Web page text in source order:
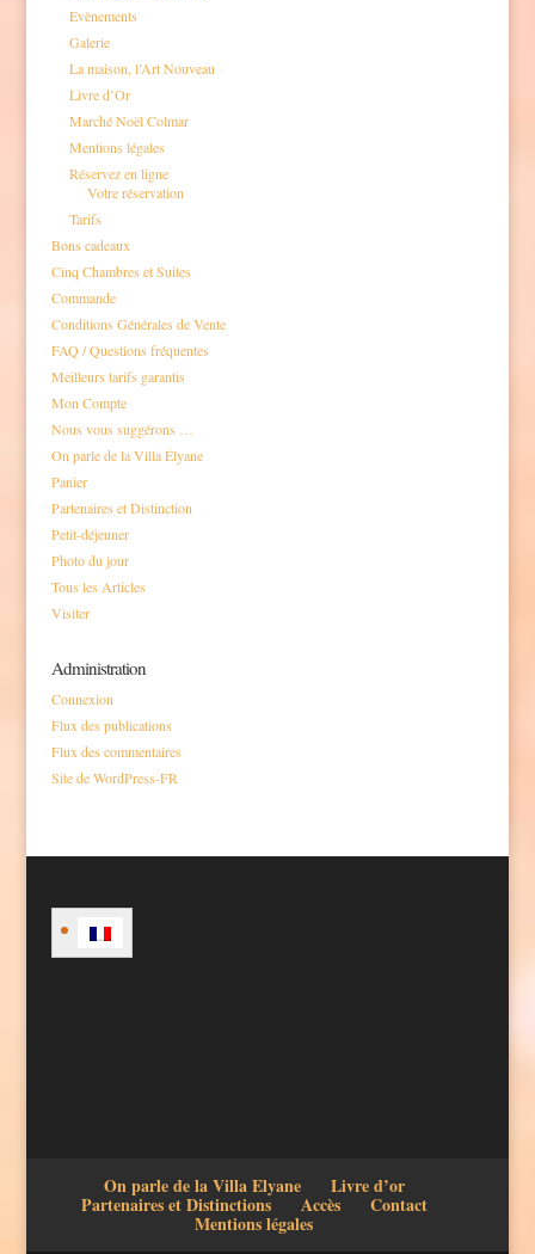
Evènements
Galerie
La maison, l’Art Nouveau
Livre d’Or
Marché Noël Colmar
Mentions légales
Réservez en ligne
Votre réservation
Tarifs
Bons cadeaux
Cinq Chambres et Suites
Commande
Conditions Générales de Vente
FAQ / Questions fréquentes
Meilleurs tarifs garantis
Mon Compte
Nous vous suggérons …
On parle de la Villa Élyane
Panier
Partenaires et Distinction
Petit-déjeuner
Photo du jour
Tous les Articles
Visiter
Administration
Connexion
Flux des publications
Flux des commentaires
Site de WordPress-FR
On parle de la Villa Elyane Livre d’or
Partenaires et Distinctions Accès Contact
Mentions légales